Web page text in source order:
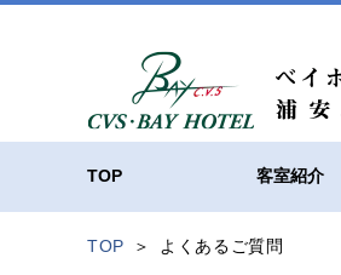
TOP 客室紹介
TOP よくあるご質問